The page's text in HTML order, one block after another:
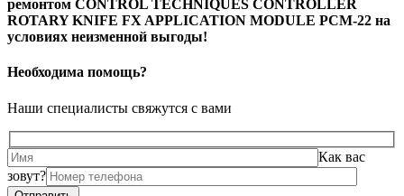
ремонтом CONTROL TECHNIQUES CONTROLLER
ROTARY KNIFE FX APPLICATION MODULE PCM-22 на
условиях неизменной выгоды!
Необходима помощь?
Наши специалисты свяжутся с вами
Как вас
зовут?